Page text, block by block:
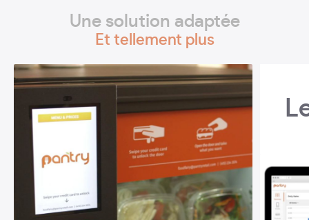
Une solution adaptée
Et tellement plus